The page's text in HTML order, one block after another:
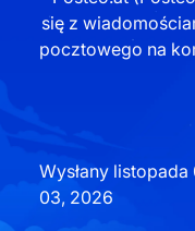
się z
pocztowego na
Wysłany
03, 2026